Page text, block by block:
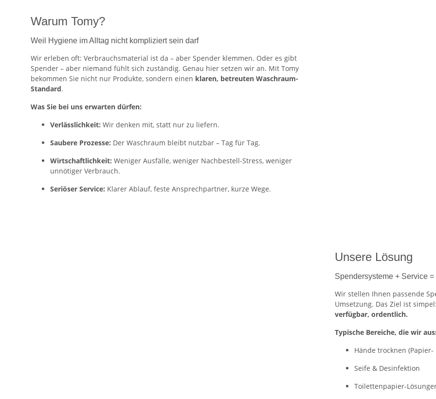
Warum Tomy?
Weil Hygiene im Alltag nicht kompliziert sein darf
Wir erleben oft: Verbrauchsmaterial ist da – aber Spender klemmen. Oder es gibt
Spender – aber niemand fühlt sich zuständig. Genau hier setzen wir an. Mit Tomy
bekommen Sie nicht nur Produkte, sondern einen klaren, betreuten Waschraum-
Standard.
Was Sie bei uns erwarten dürfen:
Verlässlichkeit: Wir denken mit, statt nur zu liefern.
Saubere Prozesse: Der Waschraum bleibt nutzbar – Tag für Tag.
Wirtschaftlichkeit: Weniger Ausfälle, weniger Nachbestell-Stress, weniger
unnötiger Verbrauch.
Seriöser Service: Klarer Ablauf, feste Ansprechpartner, kurze Wege.
Unsere Lösung
Spendersysteme + Service
Wir stellen Ihnen passende
Umsetzung. Das Ziel ist simpel:
verfügbar, ordentlich.
Typische Bereiche, die wir
Hände trocknen
Seife & Desinfektion
Toilettenpapier-